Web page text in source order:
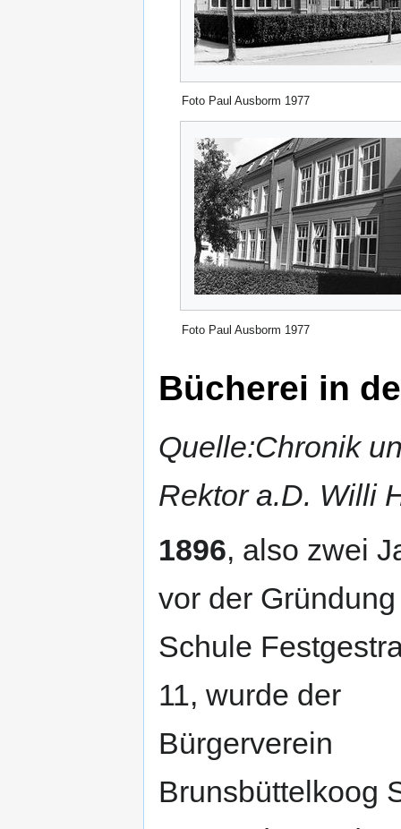
Foto Paul Ausborm 1977
Foto Paul Ausborm 1977
Bücherei in
Quelle:Chronik
Rektor a.D. Willi
1896, also zwei
vor der
Schule
11, wurde der
Bürgerverein
Brunsbüttelkoog